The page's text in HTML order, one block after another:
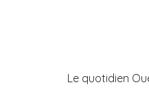
Le quotidien